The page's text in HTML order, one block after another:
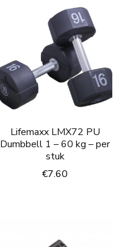
Lifemaxx LMX72 PU
Dumbbell 1 – 60 kg – per
stuk
€7.60